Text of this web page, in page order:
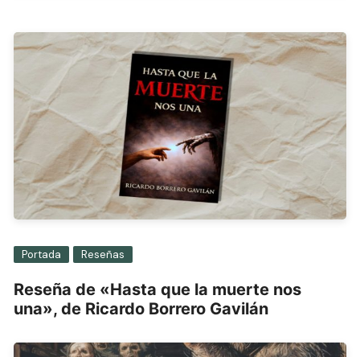
Portada Reseñas
Reseña de «Hasta que la muerte nos
una», de Ricardo Borrero Gavilán